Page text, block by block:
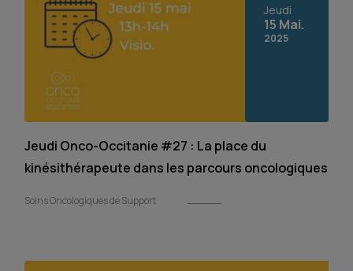
Jeudi
15 Mai.
2025
Jeudi Onco-Occitanie #27 : La place du
kinésithérapeute dans les parcours oncologiques
Soins Oncologiques de Support